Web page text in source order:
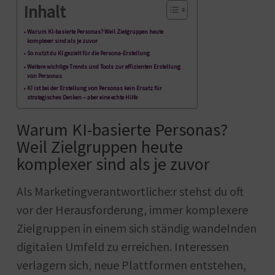
Inhalt
Warum KI-basierte Personas? Weil Zielgruppen heute
komplexer sind als je zuvor
So nutzt du KI gezielt für die Persona-Erstellung
Weitere wichtige Trends und Tools zur effizienten Erstellung
von Personas
KI ist bei der Erstellung von Personas kein Ersatz für
strategisches Denken – aber eine echte Hilfe
Warum KI-basierte Personas?
Weil Zielgruppen heute
komplexer sind als je zuvor
Als Marketingverantwortliche:r stehst du oft
vor der Herausforderung, immer komplexere
Zielgruppen in einem sich ständig wandelnden
digitalen Umfeld zu erreichen. Interessen
verlagern sich, neue Plattformen entstehen,